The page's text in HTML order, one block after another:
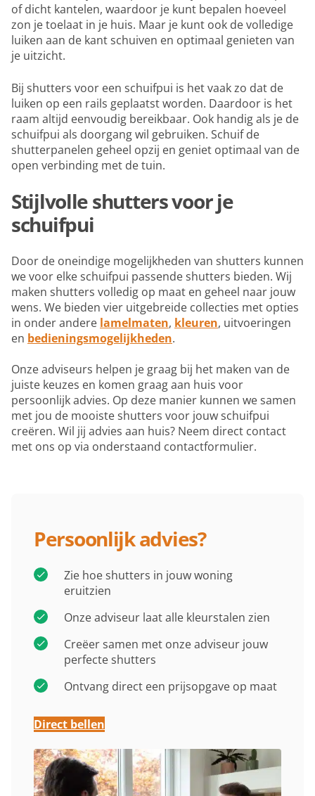
of dicht kantelen, waardoor je kunt bepalen hoeveel
zon je toelaat in je huis. Maar je kunt ook de volledige
luiken aan de kant schuiven en optimaal genieten van
je uitzicht.
Bij shutters voor een schuifpui is het vaak zo dat de
luiken op een rails geplaatst worden. Daardoor is het
raam altijd eenvoudig bereikbaar. Ook handig als je de
schuifpui als doorgang wil gebruiken. Schuif de
shutterpanelen geheel opzij en geniet optimaal van de
open verbinding met de tuin.
Stijlvolle shutters voor je
schuifpui
Door de oneindige mogelijkheden van shutters kunnen
we voor elke schuifpui passende shutters bieden. Wij
maken shutters volledig op maat en geheel naar jouw
wens. We bieden vier uitgebreide collecties met opties
in onder andere lamelmaten, kleuren, uitvoeringen
en bedieningsmogelijkheden.
Onze adviseurs helpen je graag bij het maken van de
juiste keuzes en komen graag aan huis voor
persoonlijk advies. Op deze manier kunnen we samen
met jou de mooiste shutters voor jouw schuifpui
creëren. Wil jij advies aan huis? Neem direct contact
met ons op via onderstaand contactformulier.
Persoonlijk advies?
Zie hoe shutters in jouw woning
eruitzien
Onze adviseur laat alle kleurstalen zien
Creëer samen met onze adviseur jouw
perfecte shutters
Ontvang direct een prijsopgave op maat
Direct bellen